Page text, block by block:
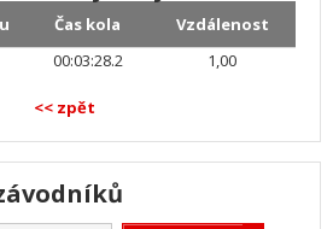
Čas kola
Vzdálenost
00:03:28.2 1,00
<< zpět